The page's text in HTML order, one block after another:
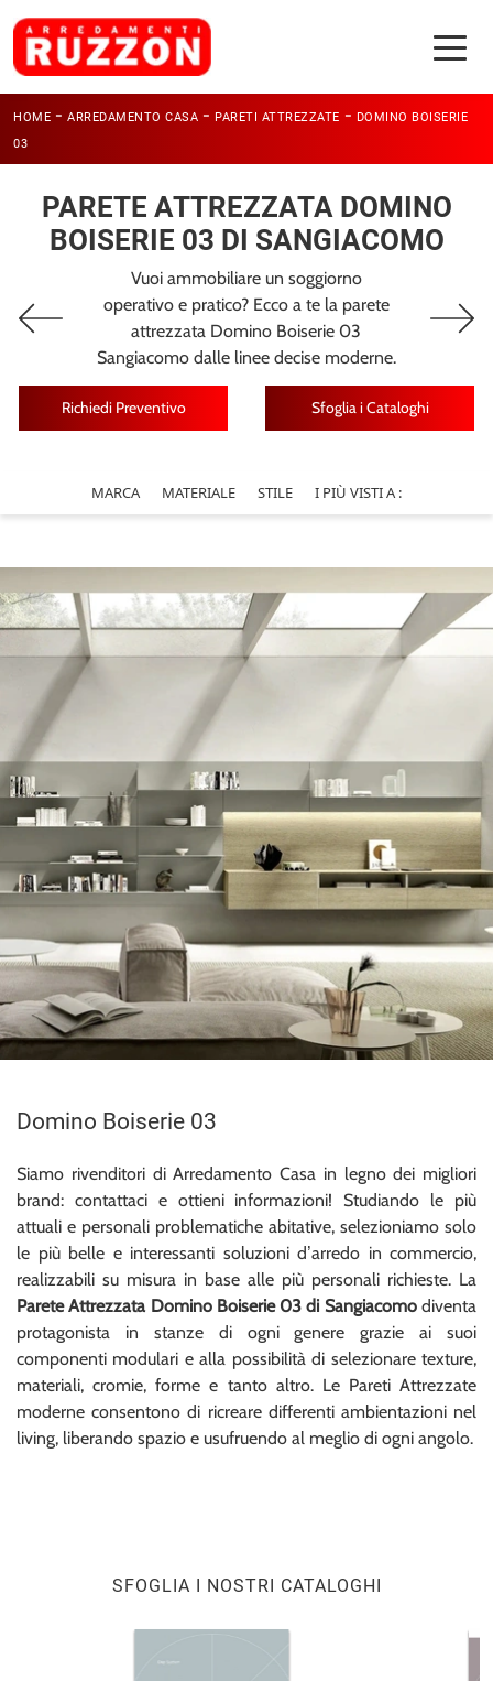
HOME - ARREDAMENTO CASA - PARETI ATTREZZATE - DOMINO BOISERIE
03
PARETE ATTREZZATA DOMINO
BOISERIE 03 DI SANGIACOMO
Vuoi ammobiliare un soggiorno
operativo e pratico? Ecco a te la parete
attrezzata Domino Boiserie 03
Sangiacomo dalle linee decise moderne.
Richiedi Preventivo Sfoglia i Cataloghi
MARCA MATERIALE STILE I PIÙ VISTI A :
Domino Boiserie 03
Siamo rivenditori di Arredamento Casa in legno dei migliori
brand: contattaci e ottieni informazioni! Studiando le più
attuali e personali problematiche abitative, selezioniamo solo
le più belle e interessanti soluzioni d’arredo in commercio,
realizzabili su misura in base alle più personali richieste. La
Parete Attrezzata Domino Boiserie 03 di Sangiacomodiventa
protagonista in stanze di ogni genere grazie ai suoi
componenti modulari e alla possibilità di selezionare texture,
materiali, cromie, forme e tanto altro. Le Pareti Attrezzate
moderne consentono di ricreare differenti ambientazioni nel
living, liberando spazio e usufruendo al meglio di ogni angolo.
SFOGLIA I NOSTRI CATALOGHI